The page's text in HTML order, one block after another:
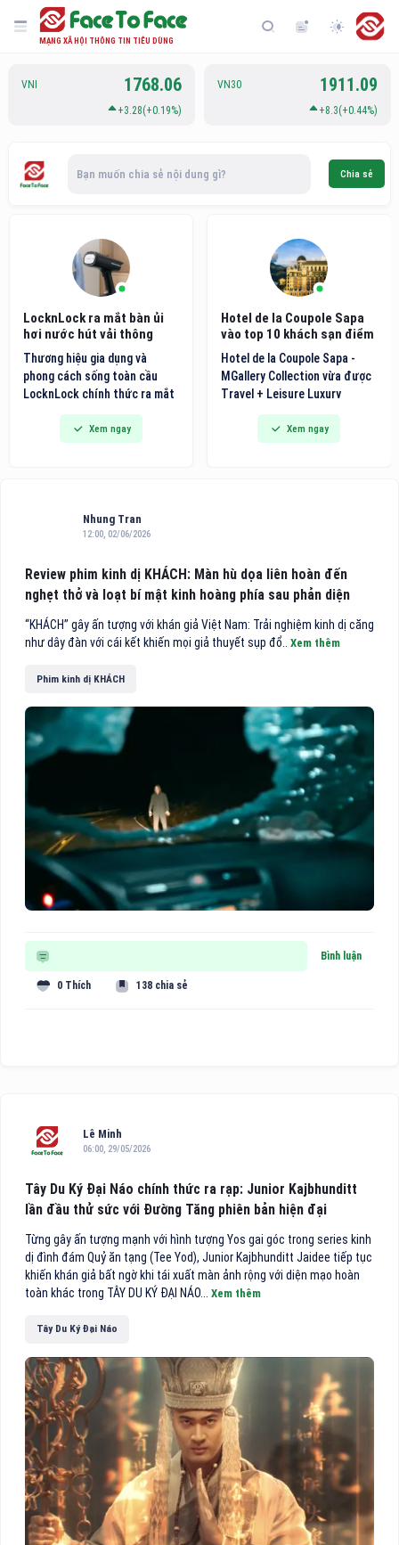
MẠNG XÃ HỘI THÔNG TIN TIÊU DÙNG
VNI 1768.06
+3.28(+0.19%)
VN30 1911.09
+8.3(+0.44%)
Bạn muốn chia sẻ nội dung gì? Chia sẻ
LocknLock ra mắt bàn ủi
hơi nước hút vải thông
minh thế hệ mới
Thương hiệu gia dụng và
phong cách sống toàn cầu
LocknLock chính thức ra mắt
dòng bàn ủi hơi nước cầm tay
thế hệ mới tích hợp công nghệ
hút vải thông minh, hướng đến
Xem ngay
Hotel de la Coupole Sapa
vào top 10 khách sạn điểm
đến nội địa hàng đầu Việt
Nam
Hotel de la Coupole Sapa -
MGallery Collection vừa được
Travel + Leisure Luxury
Awards khu vực châu Á - Thái
Bình Dương 2026 vinh danh
trong danh sách 10 khách sạn
Xem ngay
Nhung Tran
12:00, 02/06/2026
Review phim kinh dị KHÁCH: Màn hù dọa liên hoàn đến
nghẹt thở và loạt bí mật kinh hoàng phía sau phản diện
“KHÁCH” gây ấn tượng với khán giả Việt Nam: Trải nghiệm kinh dị căng
như dây đàn với cái kết khiến mọi giả thuyết sụp đổ.. Xem thêm
Phim kinh dị KHÁCH
Bình luận
0 Thích 138 chia sẻ
Lê Minh
06:00, 29/05/2026
Tây Du Ký Đại Náo chính thức ra rạp: Junior Kajbhunditt
lần đầu thử sức với Đường Tăng phiên bản hiện đại
Từng gây ấn tượng mạnh với hình tượng Yos gai góc trong series kinh
dị đình đám Quỷ ăn tạng (Tee Yod), Junior Kajbhunditt Jaidee tiếp tục
khiến khán giả bất ngờ khi tái xuất màn ảnh rộng với diện mạo hoàn
toàn khác trong TÂY DU KÝ ĐẠI NÁO... Xem thêm
Tây Du Ký Đại Náo